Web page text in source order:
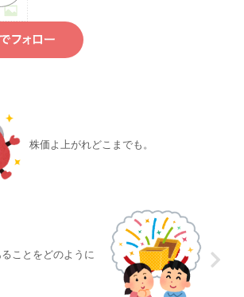
株価よ上がれどこまでも。
ことをどのように